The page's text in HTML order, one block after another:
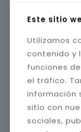
Este sitio
Utilizamos
contenido y
funciones
el tráfico.
información
sitio con
sociales,